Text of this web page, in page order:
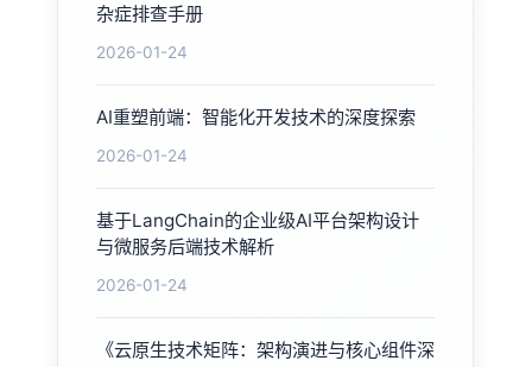
杂症排查手册
2026-01-24
AI重塑前端：智能化开发技术的深度探索
2026-01-24
基于LangChain的企业级AI平台架构设计
与微服务后端技术解析
2026-01-24
《云原生技术矩阵：架构演进与核心组件深